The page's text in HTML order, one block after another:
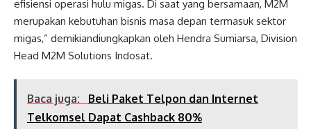
efisiensi operasi hulu migas. Di saat yang bersamaan, M2M
merupakan kebutuhan bisnis masa depan termasuk sektor
migas,” demikiandiungkapkan oleh Hendra Sumiarsa, Division
Head M2M Solutions Indosat.
Baca juga:
Beli Paket Telpon dan Internet
Telkomsel Dapat Cashback 80%